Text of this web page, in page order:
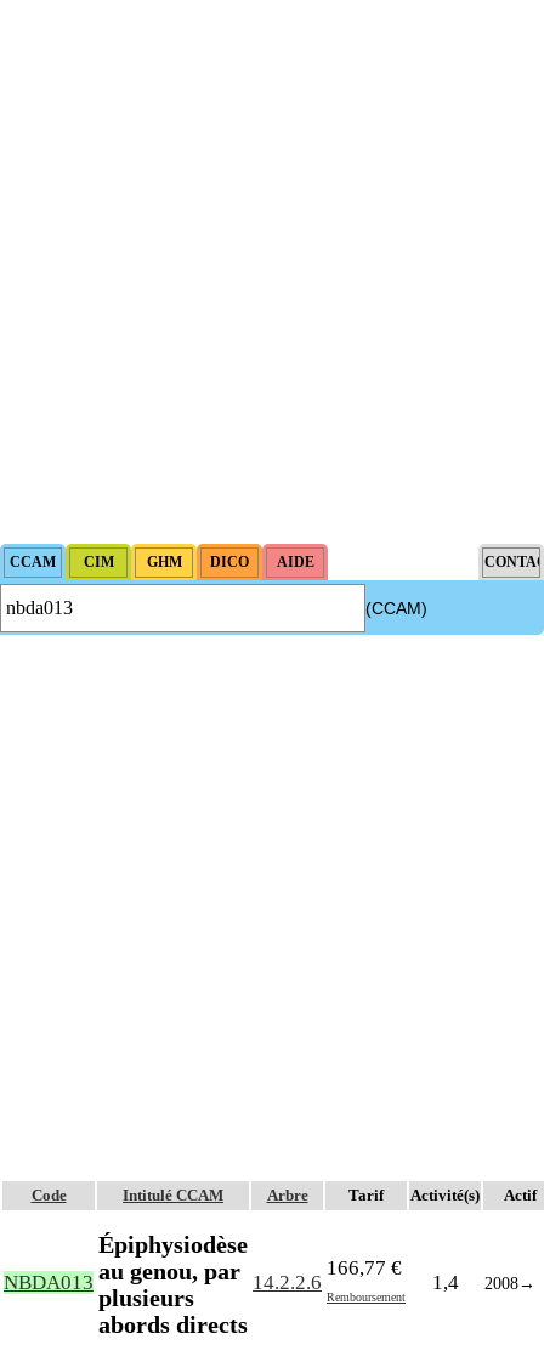
(CCAM)
Code Intitulé CCAM Arbre Tarif Activité(s) Actif
NBDA013
Épiphysiodèse
au genou, par
plusieurs
abords directs
14.2.2.6
166,77 €
Remboursement
1,4 2008→